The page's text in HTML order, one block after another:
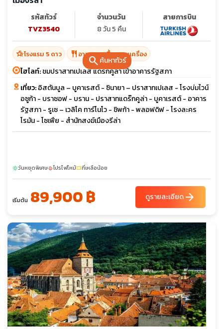
searchค้นหาทัวร์
รหัสทัวร์
TVZ3540
จำนวนวัน
8 วัน 5 คืน
สายการบิน
hotel_classโรงแรม 5 ดาว restaurant อาหาร 16 มื้อ + บนเครื่อง
ไฮไลท์:ชมปราสาทเปเลส แดรกคูล่า เข้าอาคารรัฐสภา
เที่ยว:อิสตันบูล – บูคาเรสต์ - ซินายา – ปราสาทเปเลส - โรงบ่มไวน์
อซูก้า - บราซอฟ - บราน - ปราสาทแดร๊กคูล่า - บูคาเรสต์ - อาคาร
รัฐสภา - รูเซ – เวลิโค ทาร์โนโว - ชิพก้า - พลอฟดิฟ - โรงละคร
โรมัน - โซเฟีย - สำนักสงฆ์เมืองรีล่า
sunnyวันหยุดพิเศษlocal_fire_departmentโปรไฟไหม้confirmation_numberที่เหลือน้อย
เริ่มต้น 89,900 ฿ ดูรายละเอียดarrow_forward